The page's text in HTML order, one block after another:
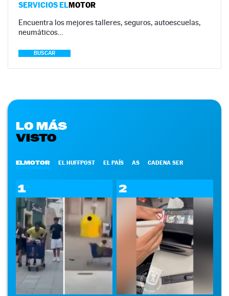
SERVICIOS ELMOTOR
Encuentra los mejores talleres, seguros, autoescuelas,
neumáticos…
BUSCAR
LO MÁS
VISTO
ELMOTOR EL HUFFPOST EL PAÍS AS CADENA SER
1 2